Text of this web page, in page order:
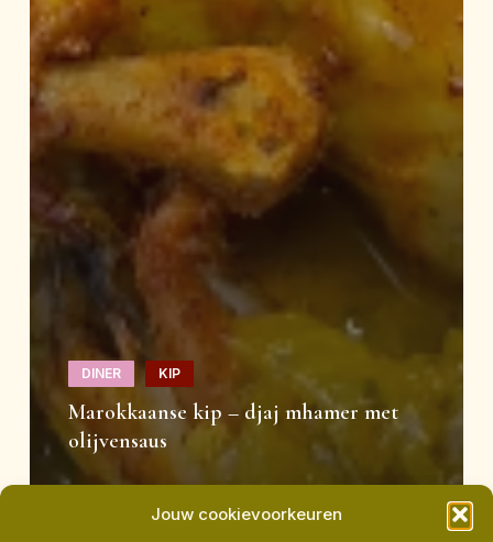
Jouw cookievoorkeuren
DINER KIP
Marokkaanse kip – djaj mhamer met
olijvensaus